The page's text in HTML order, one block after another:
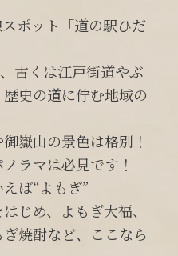
ポット「道の駅ひだ
古くは江戸街道やぶ
史の道に佇む地域の
嶽山の景色は格別！
ラマは必見です！
ば“よもぎ”
じめ、よもぎ大福、
焼酎など、ここなら